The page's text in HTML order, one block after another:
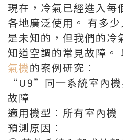
現在，冷氣已經進入每
各地廣泛使用。 有多
是未知的，但我們的冷
知道空調的常見故障。
氣機的案例研究：
“U9”同一系統室內
故障
適用機型：所有室內機
預測原因：